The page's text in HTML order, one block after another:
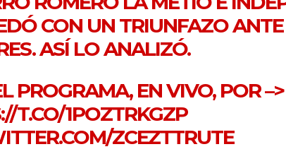
CON UN TRIUNFAZO ANTE
ASÍ LO ANALIZÓ.
PROGRAMA, EN VIVO, POR –>
T.CO/1POZTRKGZP
ZCEZTTRUTE